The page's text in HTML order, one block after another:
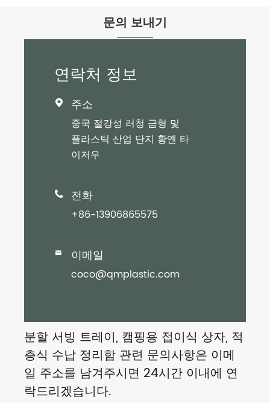
문의 보내기
연락처 정보
 주소
중국 절강성 러청 금형 및
플라스틱 산업 단지 황옌 타
이저우
 전화
+86-13906865575
 이메일
coco@qmplastic.com
분할 서빙 트레이, 캠핑용 접이식 상자, 적
층식 수납 정리함 관련 문의사항은 이메
일 주소를 남겨주시면 24시간 이내에 연
락드리겠습니다.